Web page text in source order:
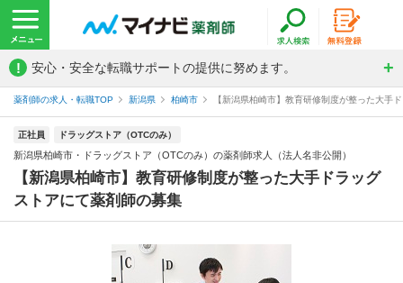
! 安心・安全な転職サポートの提供に努めます。
薬剤師の求人・転職TOP 新潟県 柏崎市 【新潟県柏崎市】教育研修制度が整った大手
正社員 ドラッグストア（OTCのみ）
新潟県柏崎市・ドラッグストア（OTCのみ）の薬剤師求人（法人名非公開）
【新潟県柏崎市】教育研修制度が整った大手ドラッグ
ストアにて薬剤師の募集